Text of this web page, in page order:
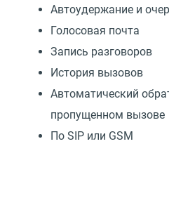
Автоудержание и
Голосовая почта
Запись разговоров
История вызовов
Автоматический
пропущенном вызове
По SIP или GSM